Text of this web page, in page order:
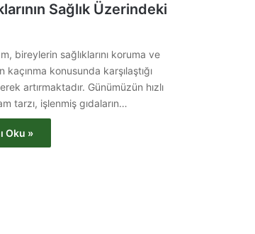
Sağlık Üzerindeki
bireylerin sağlıklarını koruma ve
kaçınma konusunda karşılaştığı
artırmaktadır. Günümüzün hızlı
tarzı, işlenmiş gıdaların…
Oku »